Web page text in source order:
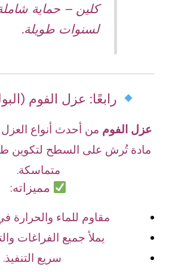
كلين – حماية
لسنوات طويلة.
رابعًا: عزل الفوم
عزل الفوم من أحدث أنواع
مادة تُرش على السطح لتكوين
متماسكة.
مميزاته:
مقاوم للماء والحرارة
يملأ جميع الفراغات
سريع التنفيذ.